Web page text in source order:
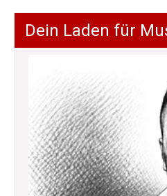
Dein Laden für